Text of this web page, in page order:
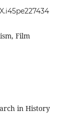
Film
in History